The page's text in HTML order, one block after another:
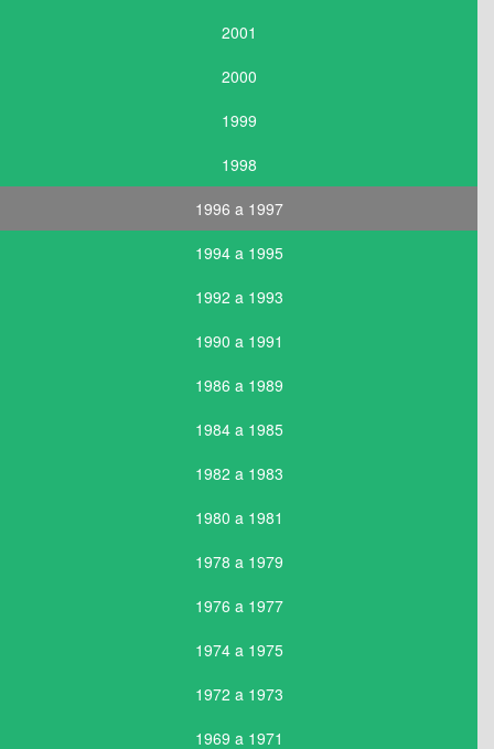
2001
2000
1999
1998
1996 a 1997
1994 a 1995
1992 a 1993
1990 a 1991
1986 a 1989
1984 a 1985
1982 a 1983
1980 a 1981
1978 a 1979
1976 a 1977
1974 a 1975
1972 a 1973
1969 a 1971